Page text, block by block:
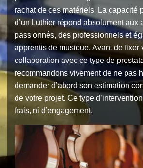
rachat de ces matériels. La capacité
d’un Luthier répond absolument aux
passionnés, des professionnels et
apprentis de musique. Avant de fixer
collaboration avec ce type de
recommandons vivement de ne pas
demander d’abord son estimation
de votre projet. Ce type
frais, ni d’engagement.